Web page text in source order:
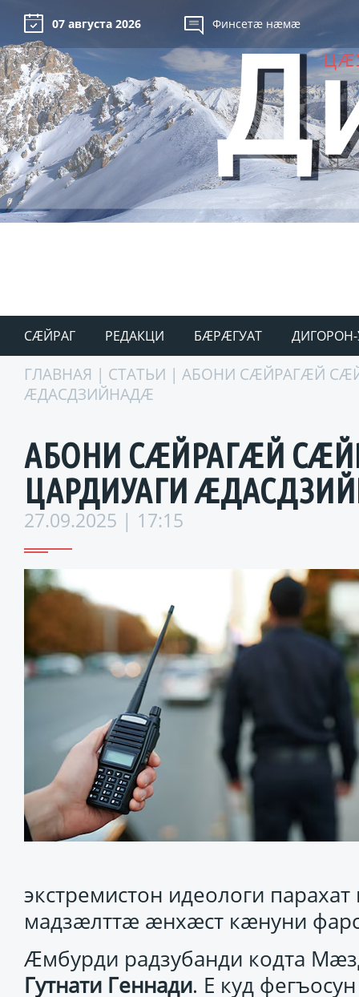
07 августа 2026 Финсетæ нæмæ
СÆЙРАГ РЕДАКЦИ БÆРÆГУАТ ДИГОРОН-
ГЛАВНАЯ | СТАТЬИ | АБОНИ СÆЙРАГÆЙ
ÆДАСДЗИЙНАДÆ
АБОНИ СÆЙРАГÆЙ
ЦАРДИУАГИ
27.09.2025 | 17:15
экстремистон идеологи
мадзæлттæ æнхæст кæнуни
Æмбурди радзубанди кодта
Гутнати Геннади. Е куд